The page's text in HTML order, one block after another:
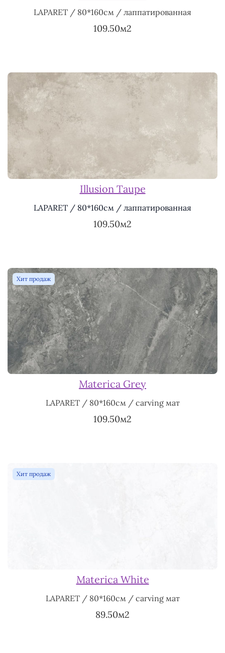
LAPARET / 80*160см / лаппатированная
109.50м2
Illusion Taupe
LAPARET / 80*160см / лаппатированная
109.50м2
Хит продаж
Materica Grey
LAPARET / 80*160см / carving мат
109.50м2
Хит продаж
Materica White
LAPARET / 80*160см / carving мат
89.50м2